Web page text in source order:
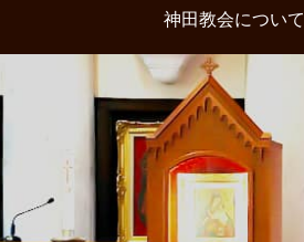
神田教会について